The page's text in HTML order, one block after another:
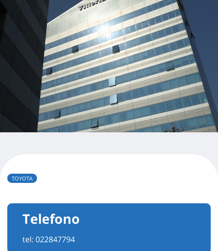
TOYOTA
Telefono
tel: 022847794